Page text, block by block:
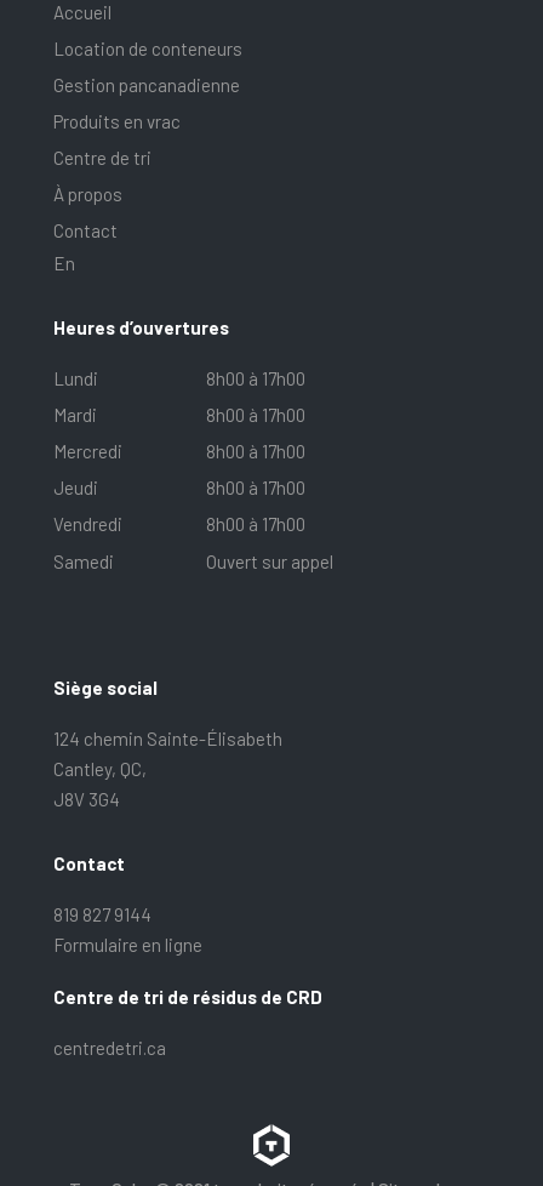
Accueil
Location de conteneurs
Gestion pancanadienne
Produits en vrac
Centre de tri
À propos
Contact
En
Heures d’ouvertures
Lundi
8h00 à 17h00
Mardi
8h00 à 17h00
Mercredi
8h00 à 17h00
Jeudi
8h00 à 17h00
Vendredi
8h00 à 17h00
Samedi
Ouvert sur appel
Siège social
124 chemin Sainte-Élisabeth
Cantley, QC,
J8V 3G4
Contact
819 827 9144
Formulaire en ligne
Centre de tri de résidus de CRD
centredetri.ca